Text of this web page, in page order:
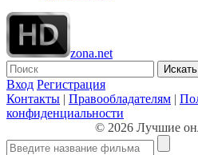
zona.net
Искать
Вход Регистрация
Контакты | Правообладателям |
конфиденциальности
© 2026 Лучшие